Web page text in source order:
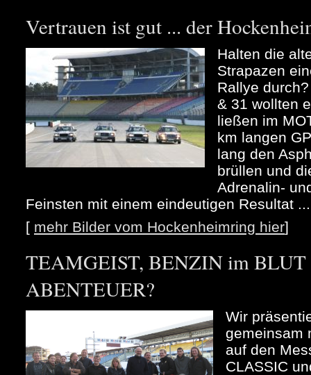
Vertrauen ist gut ... der
Halten die
Strapazen
Rallye
& 31 wollten
ließen im
km langen
lang den
brüllen und
Adrenalin-
Feinsten mit einem eindeutigen Resultat ...
[ mehr Bilder vom Hockenheimring hier]
TEAMGEIST, BENZIN im BLUT
ABENTEUER?
Wir
gemeinsam
auf den
CLASSIC